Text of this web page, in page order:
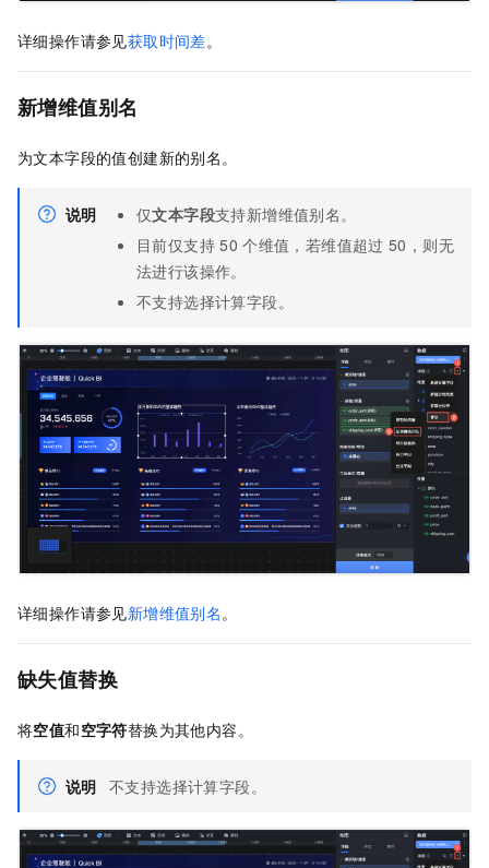
详细操作请参见获取时间差。
新增维值别名
为文本字段的值创建新的别名。
说明 仅文本字段支持新增维值别名。
目前仅支持 50 个维值，若维值超过 50，则无
法进行该操作。
不支持选择计算字段。
详细操作请参见新增维值别名。
缺失值替换
将空值和空字符替换为其他内容。
说明 不支持选择计算字段。